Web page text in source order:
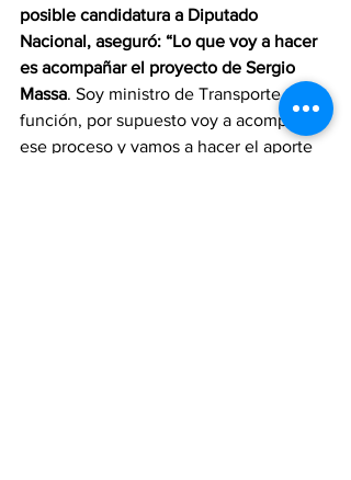
posible candidatura a Diputado
Nacional, aseguró: “Lo que voy a hacer
es acompañar el proyecto de Sergio
Massa. Soy ministro de Transporte en
función, por supuesto voy a acompañar
ese proceso y vamos a hacer el aporte